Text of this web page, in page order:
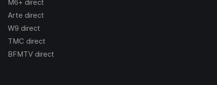
M6+ direct
Arte direct
W9 direct
TMC direct
BFMTV direct